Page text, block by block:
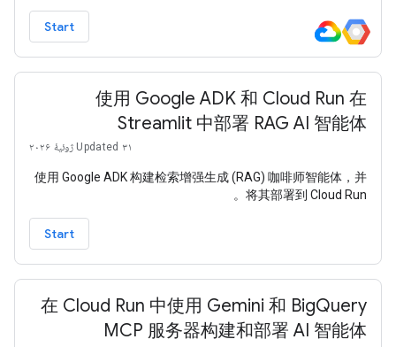
Start
使用 Google ADK 和 Cloud Run 在
Streamlit 中部署 RAG AI 智能体
Updated ۳۱ ژوئیهٔ ۲۰۲۶
使用 Google ADK 构建检索增强生成 (RAG) 咖啡师智能体，并
将其部署到 Cloud Run。
Start
在 Cloud Run 中使用 Gemini 和 BigQuery
MCP 服务器构建和部署 AI 智能体